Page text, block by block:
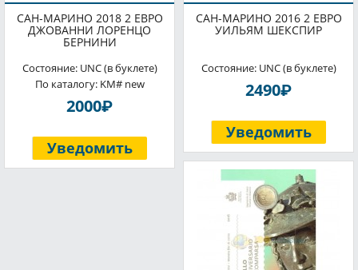
САН-МАРИНО 2018 2 ЕВРО
ДЖОВАННИ ЛОРЕНЦО
БЕРНИНИ
Состояние: UNC (в буклете)
По каталогу: KM# new
2000P
Уведомить
САН-МАРИНО 2016 2 ЕВРО
УИЛЬЯМ ШЕКСПИР
Состояние: UNC (в буклете)
2490P
Уведомить